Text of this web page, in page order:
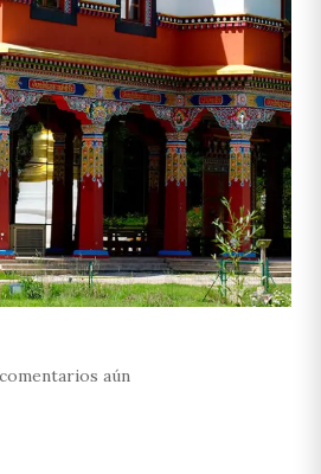
aún